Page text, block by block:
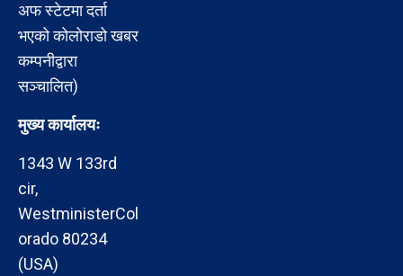
अफ स्टेटमा दर्ता
भएको कोलोराडो खबर
कम्पनीद्वारा
सञ्चालित)
मुख्य कार्यालयः
1343 W 133rd
cir,
WestministerCol
orado 80234
(USA)